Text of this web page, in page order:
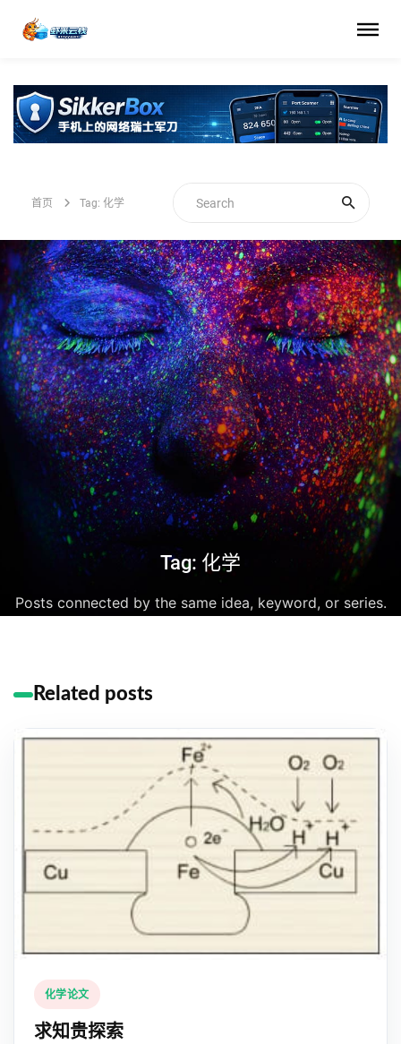
首页 Tag: 化学
Tag: 化学
Posts connected by the same idea, keyword, or series.
Related posts
化学论文
求知贵探索